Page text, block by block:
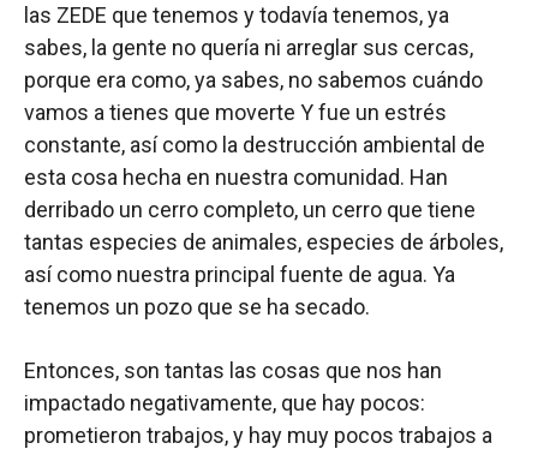
las ZEDE que tenemos y todavía tenemos, ya
sabes, la gente no quería ni arreglar sus cercas,
porque era como, ya sabes, no sabemos cuándo
vamos a tienes que moverte Y fue un estrés
constante, así como la destrucción ambiental de
esta cosa hecha en nuestra comunidad. Han
derribado un cerro completo, un cerro que tiene
tantas especies de animales, especies de árboles,
así como nuestra principal fuente de agua. Ya
tenemos un pozo que se ha secado.
Entonces, son tantas las cosas que nos han
impactado negativamente, que hay pocos:
prometieron trabajos, y hay muy pocos trabajos a